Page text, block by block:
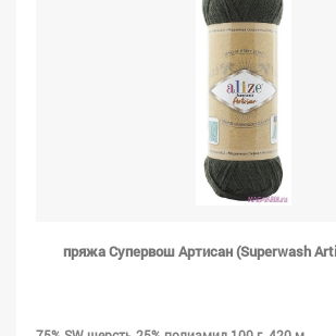
пряжа Супервош Артисан (Superwash